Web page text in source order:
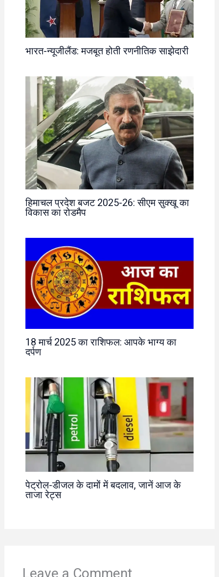
भारत-न्यूजीलैंड: मजबूत होती रणनीतिक साझेदारी
हिमाचल प्रदेश बजट 2025-26: सीएम सुक्खू का
विकास का रोडमैप
18 मार्च 2025 का राशिफल: आपके भाग्य का
दर्पण
पेट्रोल-डीजल के दामों में बदलाव, जानें आज के
ताजा रेट्स
Leave a Comment